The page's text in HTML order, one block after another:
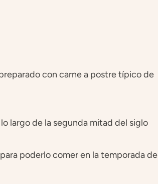
con carne a postre típico de
largo de la segunda mitad del siglo
poderlo comer en la temporada de